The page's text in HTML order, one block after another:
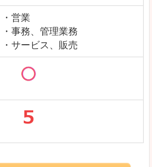
・営業
・事務、管理業務
・サービス、販売